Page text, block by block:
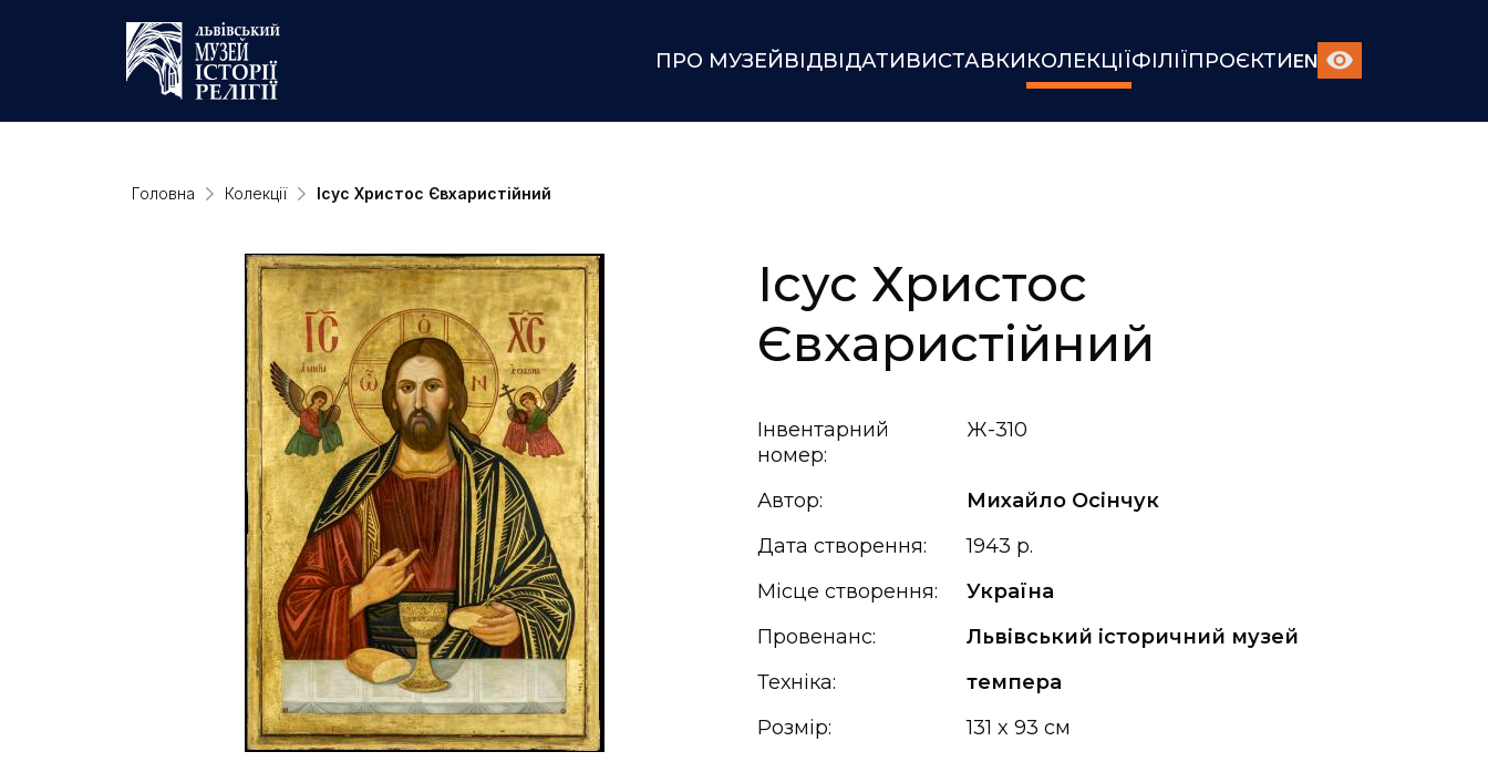
ПРО МУЗЕЙВІДВІДАТИВИСТАВКИКОЛЕКЦІЇФІЛІЇПРОЄКТИEN
Головна Колекції Ісус Христос Євхаристійний
Ісус Христос
Євхаристійний
Інвентарний
номер:
Ж-310
Автор:
Михайло Осінчук
Дата створення:
1943 р.
Місце створення:
Україна
Провенанс:
Львівський історичний музей
Техніка:
темпера
Розмір:
131 x 93 см